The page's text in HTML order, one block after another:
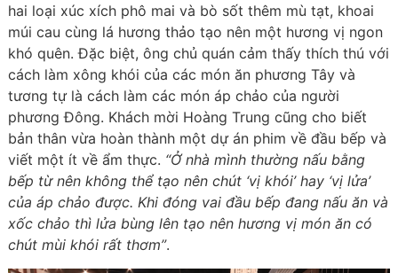
hai loại xúc xích phô mai và bò sốt thêm mù tạt, khoai
múi cau cùng lá hương thảo tạo nên một hương vị ngon
khó quên. Đặc biệt, ông chủ quán cảm thấy thích thú với
cách làm xông khói của các món ăn phương Tây và
tương tự là cách làm các món áp chảo của người
phương Đông. Khách mời Hoàng Trung cũng cho biết
bản thân vừa hoàn thành một dự án phim về đầu bếp và
viết một ít về ẩm thực. “Ở nhà mình thường nấu bằng
bếp từ nên không thể tạo nên chút ‘vị khói’ hay ‘vị lửa’
của áp chảo được. Khi đóng vai đầu bếp đang nấu ăn và
xốc chảo thì lửa bùng lên tạo nên hương vị món ăn có
chút mùi khói rất thơm”.